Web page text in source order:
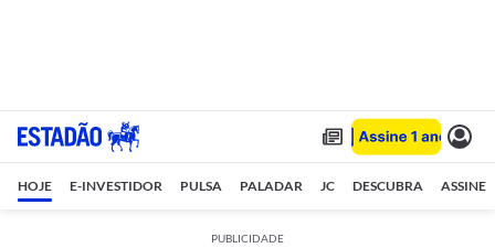
HOJE E-INVESTIDOR PULSA PALADAR JC DESCUBRA ASSINE
PUBLICIDADE